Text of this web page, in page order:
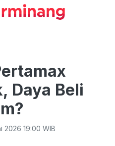
Daya Beli
2026 19:00 WIB